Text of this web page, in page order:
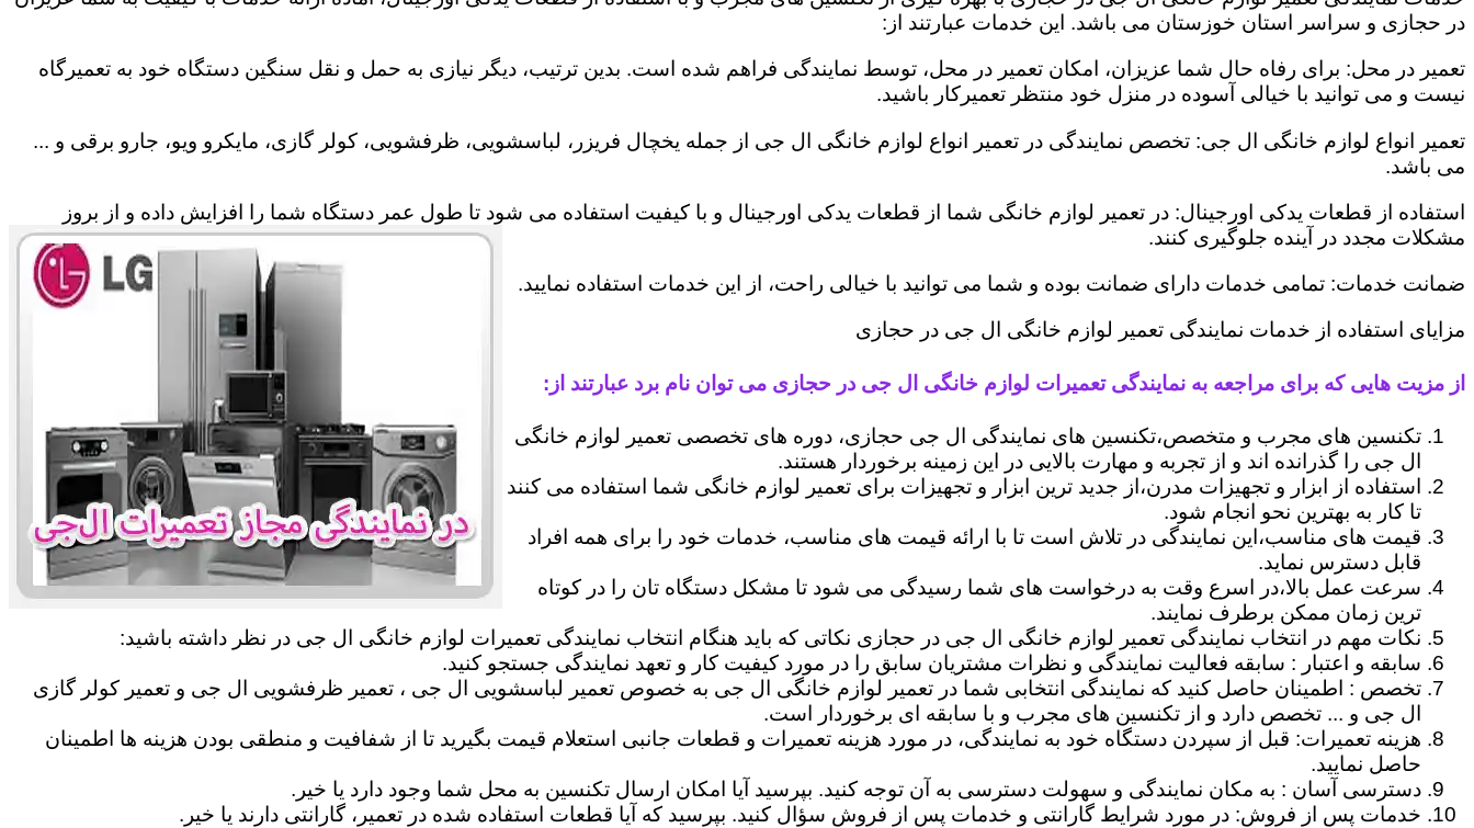
در حجازی و سراسر استان خوزستان می باشد. این خدمات عبارتند از:
تعمیر در محل: برای رفاه حال شما عزیزان، امکان تعمیر در محل، توسط نمایندگی فراهم شده است. بدین ترتیب، دیگر نیازی به حمل و نقل سنگین دستگاه خود به تعمیرگاه
نیست و می توانید با خیالی آسوده در منزل خود منتظر تعمیرکار باشید.
تعمیر انواع لوازم خانگی ال جی: تخصص نمایندگی در تعمیر انواع لوازم خانگی ال جی از جمله یخچال فریزر، لباسشویی، ظرفشویی، کولر گازی، مایکرو ویو، جارو برقی و ...
می باشد.
استفاده از قطعات یدکی اورجینال: در تعمیر لوازم خانگی شما از قطعات یدکی اورجینال و با کیفیت استفاده می شود تا طول عمر دستگاه شما را افزایش داده و از بروز
مشکلات مجدد در آینده جلوگیری کنند.
ضمانت خدمات: تمامی خدمات دارای ضمانت بوده و شما می توانید با خیالی راحت، از این خدمات استفاده نمایید.
مزایای استفاده از خدمات نمایندگی تعمیر لوازم خانگی ال جی در حجازی
از مزیت هایی که برای مراجعه به نمایندگی تعمیرات لوازم خانگی ال جی در حجازی می توان نام برد عبارتند از:
تکنسین های مجرب و متخصص،تکنسین های نمایندگی ال جی حجازی، دوره های تخصصی تعمیر لوازم خانگی
ال جی را گذرانده اند و از تجربه و مهارت بالایی در این زمینه برخوردار هستند.
استفاده از ابزار و تجهیزات مدرن،از جدید ترین ابزار و تجهیزات برای تعمیر لوازم خانگی شما استفاده می کنند
تا کار به بهترین نحو انجام شود.
قیمت های مناسب،این نمایندگی در تلاش است تا با ارائه قیمت های مناسب، خدمات خود را برای همه افراد
قابل دسترس نماید.
سرعت عمل بالا،در اسرع وقت به درخواست های شما رسیدگی می شود تا مشکل دستگاه تان را در کوتاه
ترین زمان ممکن برطرف نمایند.
نکات مهم در انتخاب نمایندگی تعمیر لوازم خانگی ال جی در حجازی نکاتی که باید هنگام انتخاب نمایندگی تعمیرات لوازم خانگی ال جی در نظر داشته باشید:
سابقه و اعتبار : سابقه فعالیت نمایندگی و نظرات مشتریان سابق را در مورد کیفیت کار و تعهد نمایندگی جستجو کنید.
تخصص : اطمینان حاصل کنید که نمایندگی انتخابی شما در تعمیر لوازم خانگی ال جی به خصوص تعمیر لباسشویی ال جی ، تعمیر ظرفشویی ال جی و تعمیر کولر گازی
ال جی و ... تخصص دارد و از تکنسین های مجرب و با سابقه ای برخوردار است.
هزینه تعمیرات: قبل از سپردن دستگاه خود به نمایندگی، در مورد هزینه تعمیرات و قطعات جانبی استعلام قیمت بگیرید تا از شفافیت و منطقی بودن هزینه ها اطمینان
حاصل نمایید.
دسترسی آسان : به مکان نمایندگی و سهولت دسترسی به آن توجه کنید. بپرسید آیا امکان ارسال تکنسین به محل شما وجود دارد یا خیر.
خدمات پس از فروش: در مورد شرایط گارانتی و خدمات پس از فروش سؤال کنید. بپرسید که آیا قطعات استفاده شده در تعمیر، گارانتی دارند یا خیر.